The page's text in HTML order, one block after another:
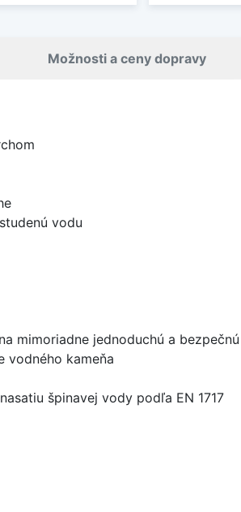
Možnosti a ceny dopravy
vodu
mimoriadne jednoduchú a
vodného kameňa
špinavej vody podľa EN 1717